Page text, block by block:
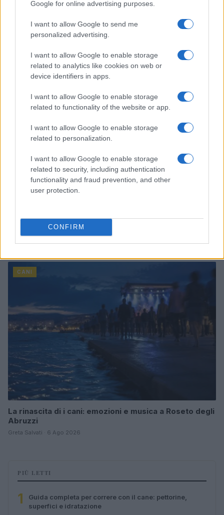
Google for online advertising purposes.
I want to allow Google to send me
personalized advertising.
I want to allow Google to enable storage
related to analytics like cookies on web or
device identifiers in apps.
I want to allow Google to enable storage
related to functionality of the website or app.
I want to allow Google to enable storage
related to personalization.
I want to allow Google to enable storage
related to security, including authentication
functionality and fraud prevention, and other
user protection.
CONFIRM
per chi ama i cani
Greta Salvati · 7 Ago 2026
Dai garage roventi alle case accoglienti: il viaggio di
salvataggio di cani maltrattati
CANI
La rinascita di i cani: emozioni e musica a Roseto degli
Abruzzi
Greta Salvati · 6 Ago 2026
PIÙ LETTI
1
Guida completa per correre con il cane: pettorine,
superfici e idratazione